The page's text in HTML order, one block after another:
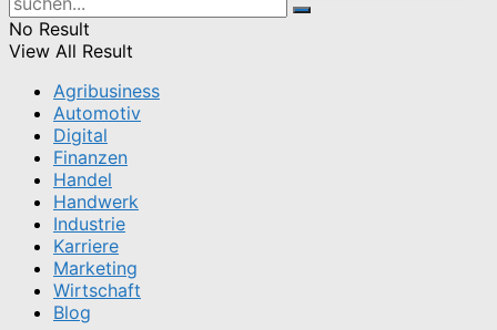
No Result
View All Result
Agribusiness
Automotiv
Digital
Finanzen
Handel
Handwerk
Industrie
Karriere
Marketing
Wirtschaft
Blog